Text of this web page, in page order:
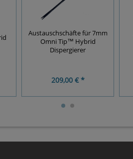
Austauschschäfte für 7mm
Omni Tip™ Hybrid
Dispergierer
209,00 € *